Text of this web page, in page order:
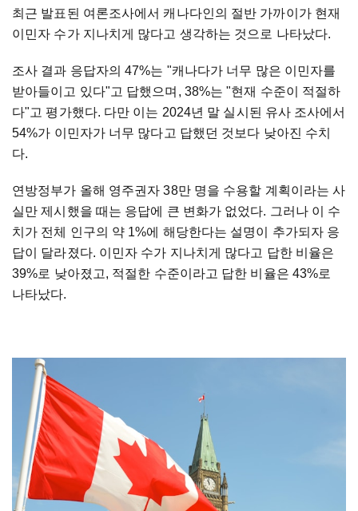
최근 발표된 여론조사에서 캐나다인의 절반 가까이가 현재
이민자 수가 지나치게 많다고 생각하는 것으로 나타났다.
조사 결과 응답자의 47%는 "캐나다가 너무 많은 이민자를
받아들이고 있다"고 답했으며, 38%는 "현재 수준이 적절하
다"고 평가했다. 다만 이는 2024년 말 실시된 유사 조사에서
54%가 이민자가 너무 많다고 답했던 것보다 낮아진 수치
다.
연방정부가 올해 영주권자 38만 명을 수용할 계획이라는 사
실만 제시했을 때는 응답에 큰 변화가 없었다. 그러나 이 수
치가 전체 인구의 약 1%에 해당한다는 설명이 추가되자 응
답이 달라졌다. 이민자 수가 지나치게 많다고 답한 비율은
39%로 낮아졌고, 적절한 수준이라고 답한 비율은 43%로
나타났다.